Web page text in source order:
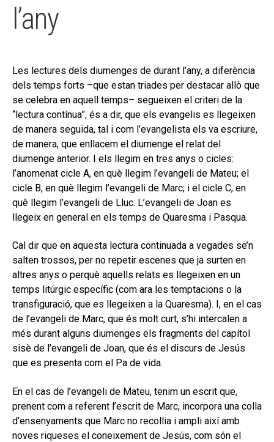
l’any
Les lectures dels diumenges de durant l’any, a diferència
dels temps forts –que estan triades per destacar allò que
se celebra en aquell temps– segueixen el criteri de la
“lectura contínua”, és a dir, que els evangelis es llegeixen
de manera seguida, tal i com l’evangelista els va escriure,
de manera, que enllacem el diumenge el relat del
diumenge anterior. I els llegim en tres anys o cicles:
l’anomenat cicle A, en què llegim l’evangeli de Mateu; el
cicle B, en què llegim l’evangeli de Marc; i el cicle C, en
què llegim l’evangeli de Lluc. L’evangeli de Joan es
llegeix en general en els temps de Quaresma i Pasqua.
Cal dir que en aquesta lectura continuada a vegades se’n
salten trossos, per no repetir escenes que ja surten en
altres anys o perquè aquells relats es llegeixen en un
temps litúrgic específic (com ara les temptacions o la
transfiguració, que es llegeixen a la Quaresma). I, en el cas
de l’evangeli de Marc, que és molt curt, s’hi intercalen a
més durant alguns diumenges els fragments del capítol
sisè de l’evangeli de Joan, que és el discurs de Jesús
que es presenta com el Pa de vida.
En el cas de l’evangeli de Mateu, tenim un escrit que,
prenent com a referent l’escrit de Marc, incorpora una colla
d’ensenyaments que Marc no recollia i ampli així amb
noves riqueses el coneixement de Jesús, com són el